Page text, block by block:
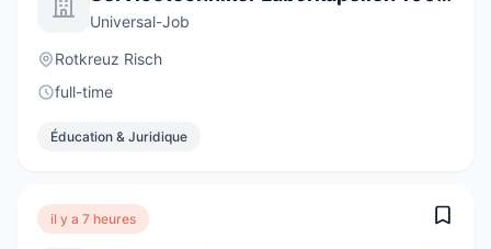
Universal-Job
Rotkreuz Risch
full-time
Éducation & Juridique
il y a 7 heures